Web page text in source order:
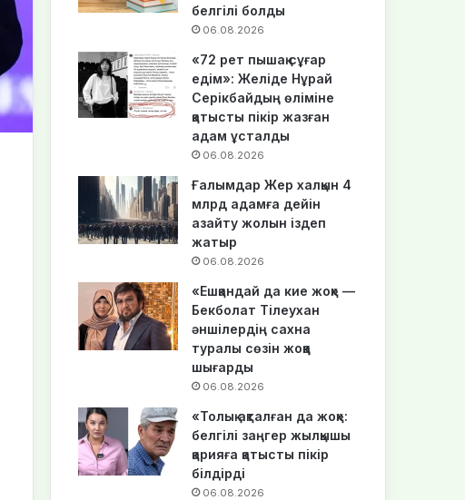
белгілі болды
06.08.2026
«72 рет пышақ сұғар
едім»: Желіде Нұрай
Серікбайдың өліміне
қатысты пікір жазған
адам ұсталды
06.08.2026
Ғалымдар Жер халқын 4
млрд адамға дейін
азайту жолын іздеп
жатыр
06.08.2026
«Ешқандай да кие жоқ» —
Бекболат Тілеухан
әншілердің сахна
туралы сөзін жоққа
шығарды
06.08.2026
«Толық ақталған да жоқ»:
белгілі заңгер жылқышы
қарияға қатысты пікір
білдірді
06.08.2026